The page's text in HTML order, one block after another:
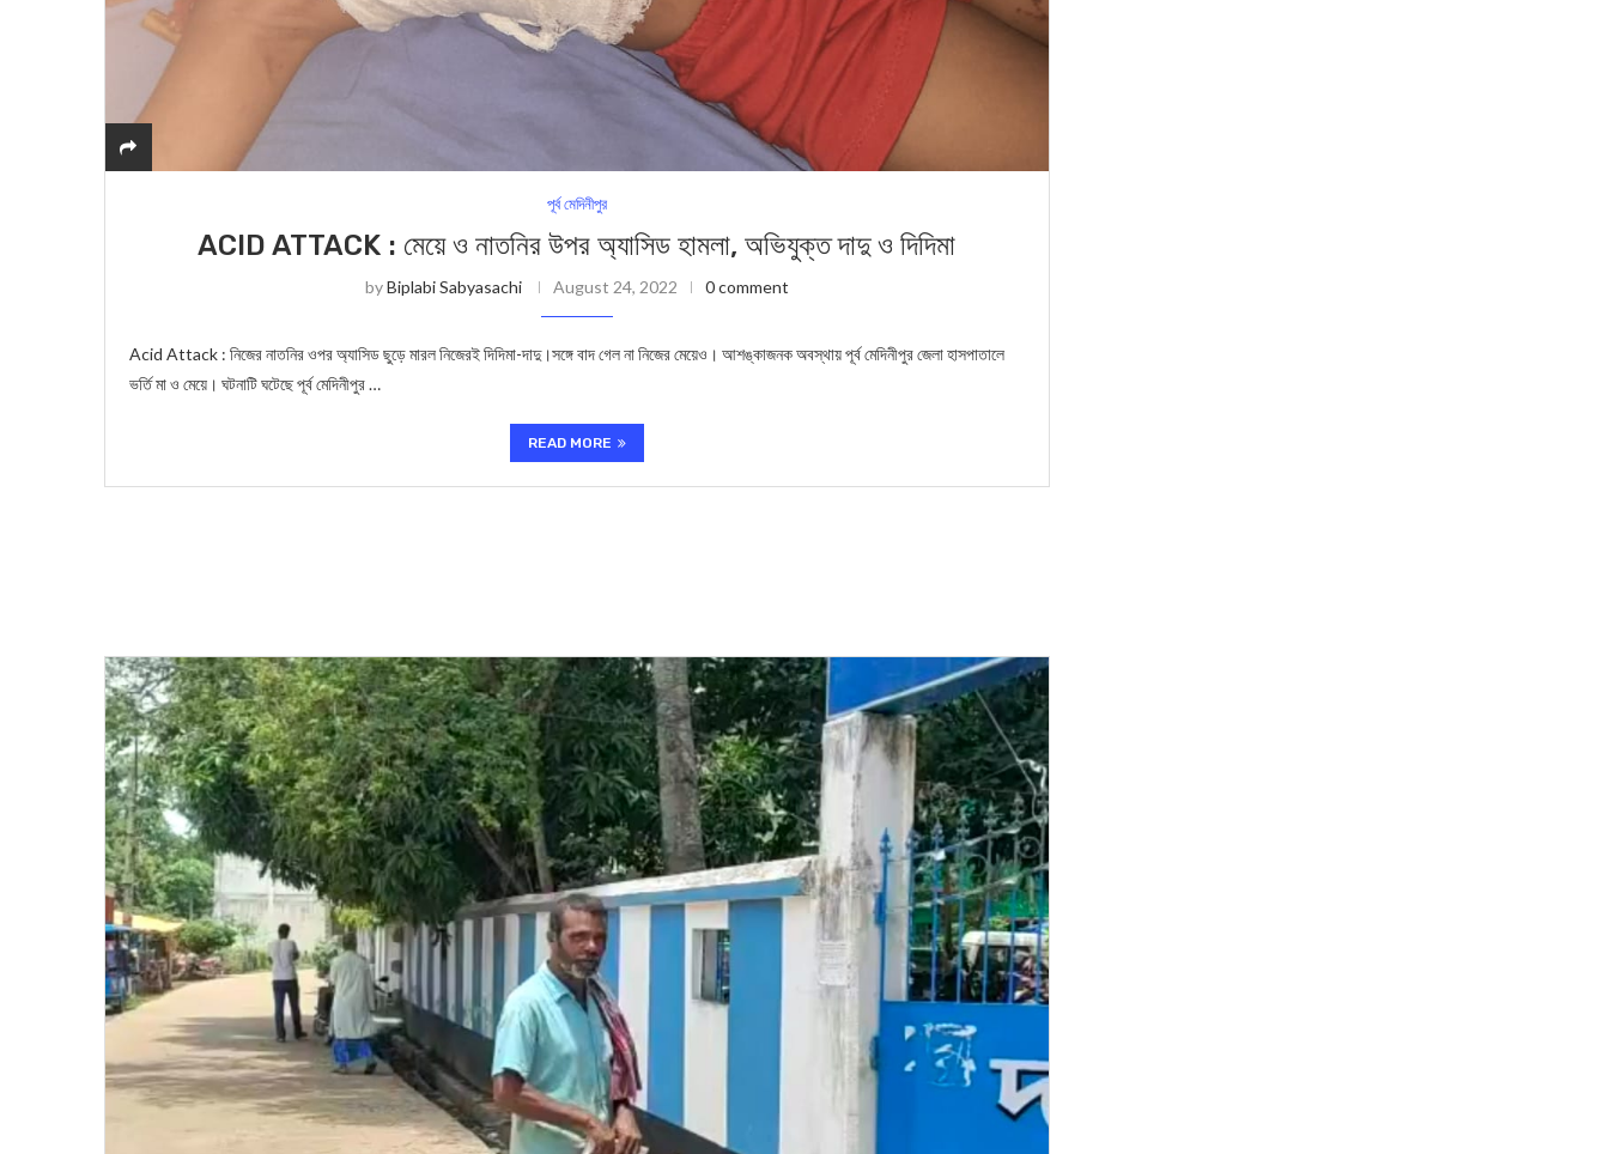
পূর্ব মেদিনীপুর
ACID ATTACK : মেয়ে ও নাতনির উপর অ্যাসিড হামলা, অভিযুক্ত দাদু ও দিদিমা
byBiplabi Sabyasachi August 24, 2022 0 comment
Acid Attack : নিজের নাতনির ওপর অ্যাসিড ছুড়ে মারল নিজেরই দিদিমা-দাদু।সঙ্গে বাদ গেল না নিজের মেয়েও। আশঙ্কাজনক অবস্থায় পূর্ব মেদিনীপুর জেলা হাসপাতালে
ভর্তি মা ও মেয়ে। ঘটনাটি ঘটেছে পূর্ব মেদিনীপুর …
READ MORE